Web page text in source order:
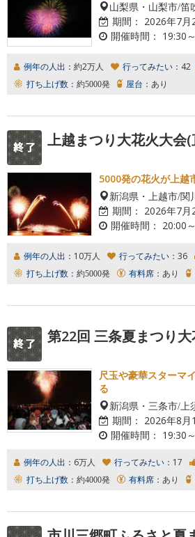
山梨県・山梨市/笛
期間： 2026年7月
開催時間： 19:30
例年の人出： 約2万人 行ってみたい： 42
打ち上げ数： 約5000発 屋台： あり
上越まつり大花火大会
5000発の花火が上越
新潟県・上越市/関
期間： 2026年7月
開催時間： 20:00
例年の人出： 10万人 行ってみたい： 36
打ち上げ数： 約5000発 有料席： あり
第22回 三条夏まつり
尺玉や豪華スターマ
る
新潟県・三条市/上
期間： 2026年8月
開催時間： 19:30
例年の人出： 6万人 行ってみたい： 17
打ち上げ数： 約4000発 有料席： あり